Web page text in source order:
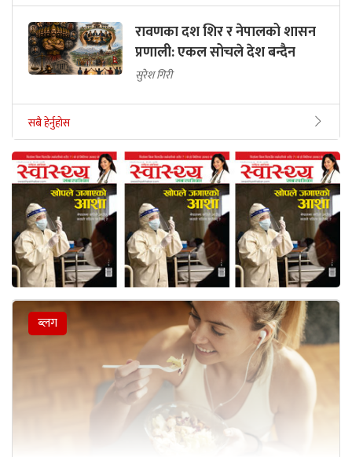
रावणका दश शिर र नेपालको शासन
प्रणाली: एकल सोचले देश बन्दैन
सुरेश गिरी
सबै हेर्नुहोस
ब्लग